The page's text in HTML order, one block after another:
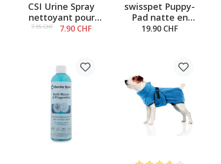
CSI Urine Spray
nettoyant pour
chien, 150ml
7.95 CHF 7.90 CHF
swisspet Puppy-
Pad natte en
silicone, Triad
19.90 CHF